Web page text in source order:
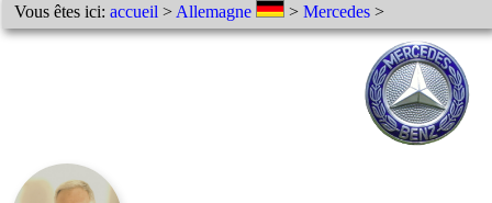
Vous êtes ici:accueil > Allemagne >Mercedes >